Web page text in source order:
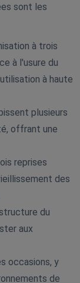
sont les
à trois
à l'usure du
à haute
plusieurs
offrant une
reprises
des
du
aux
occasions, y
de